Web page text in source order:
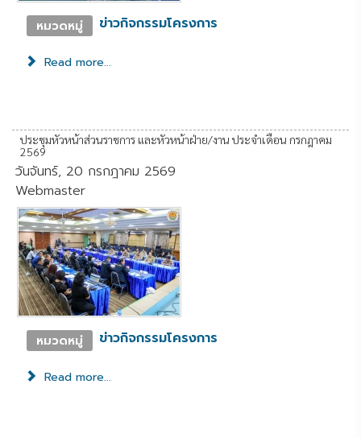
หมวดหมู่ ข่าวกิจกรรมโครงการ
Read more...
ประชุมหัวหน้าส่วนราชการ และหัวหน้าฝ่าย/งาน ประจำเดือน กรกฎาคม
2569
วันจันทร์, 20 กรกฎาคม 2569
Webmaster
หมวดหมู่ ข่าวกิจกรรมโครงการ
Read more...